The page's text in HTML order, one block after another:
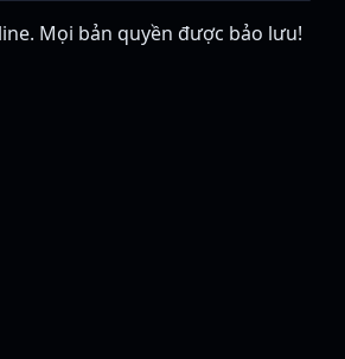
. Mọi bản quyền được bảo lưu!